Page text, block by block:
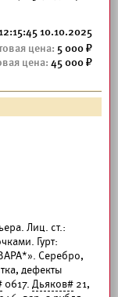
10.10.2025
5 000
45 000
Лиц. ст.:
Гурт:
Серебро,
дефекты
0617. Дьяков# 21,